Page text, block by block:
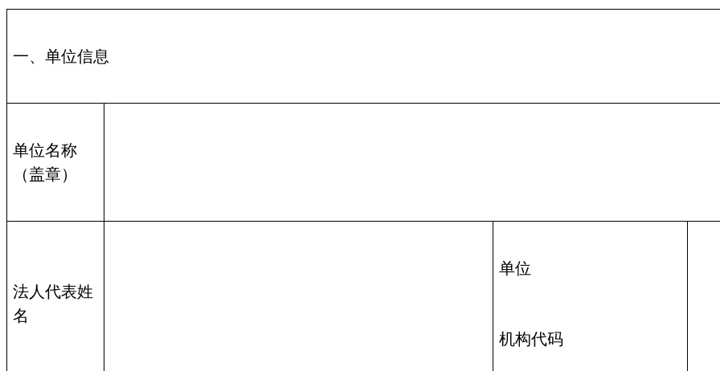
一、单位信息
单位名称
（盖章）
法人代表姓
名
单位
机构代码